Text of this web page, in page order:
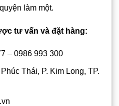
làm một.
tư vấn và đặt hàng:
– 0986 993 300
Thái, P. Kim Long, TP.